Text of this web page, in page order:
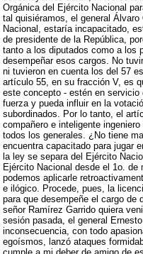
Orgánica del Ejército Nacional
tal quisiéramos, el general
Nacional, estaría incapacitado,
de presidente de la República,
tanto a los diputados como a los
desempeñar esos cargos. No
ni tuvieron en cuenta los del 57
artículo 55, en su fracción V, es
este concepto - estén en
fuerza y pueda influir en la
subordinados. Por lo tanto, el
compañero e inteligente
todos los generales. ¿No tiene
encuentra capacitado para jugar
la ley se separa del Ejército
Ejército Nacional desde el 1o.
podemos aplicarle
e ilógico. Procede, pues, la
para que desempeñe el cargo de
señor Ramírez Garrido quiera
sesión pasada, el general
inconsecuencia, con todo
egoísmos, lanzó ataques